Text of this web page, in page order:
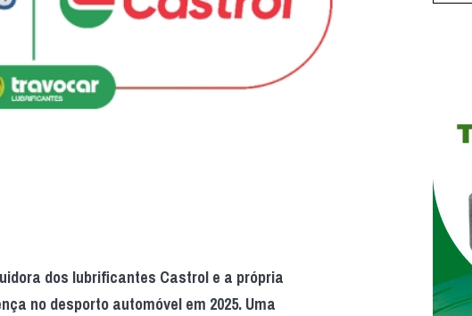
dos lubrificantes Castrol e a própria
no desporto automóvel em 2025. Uma